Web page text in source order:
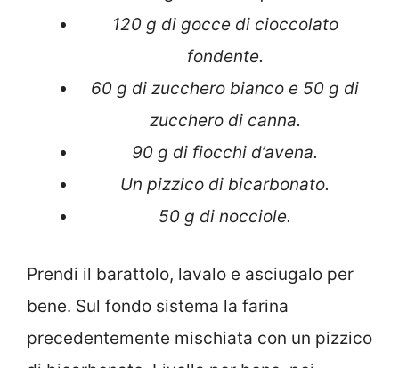
120 g di gocce di cioccolato
fondente.
60 g di zucchero bianco e 50 g di
zucchero di canna.
90 g di fiocchi d’avena.
Un pizzico di bicarbonato.
50 g di nocciole.
Prendi il barattolo, lavalo e asciugalo per
bene. Sul fondo sistema la farina
precedentemente mischiata con un pizzico